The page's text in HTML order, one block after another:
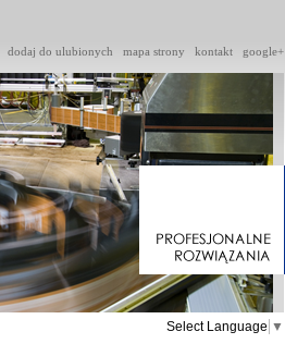
dodaj do ulubionych mapa strony kontakt google+
Select Language ▼